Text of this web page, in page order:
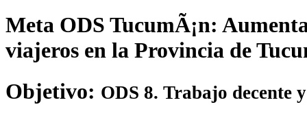
Meta ODS TucumÃ¡n:
viajeros en la Provincia de
Objetivo: ODS 8. Trabajo decente